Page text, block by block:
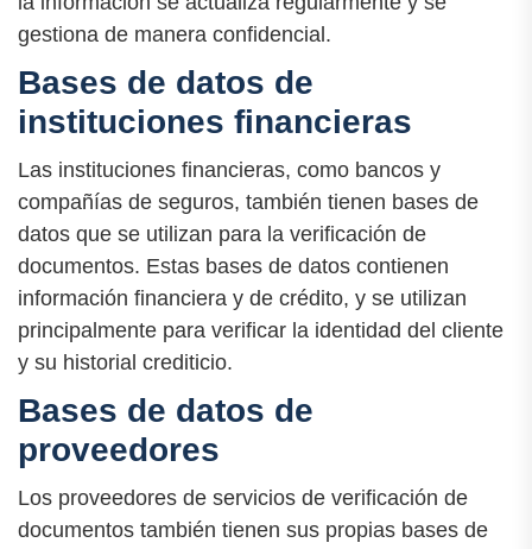
gestiona de manera confidencial.
Bases de datos de
instituciones financieras
Las instituciones financieras, como bancos y
compañías de seguros, también tienen bases de
datos que se utilizan para la verificación de
documentos. Estas bases de datos contienen
información financiera y de crédito, y se utilizan
principalmente para verificar la identidad del cliente
y su historial crediticio.
Bases de datos de
proveedores
Los proveedores de servicios de verificación de
documentos también tienen sus propias bases de